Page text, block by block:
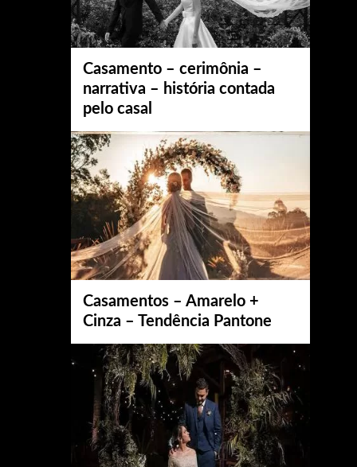
Casamento – cerimônia –
narrativa – história contada
pelo casal
Casamentos – Amarelo +
Cinza – Tendência Pantone